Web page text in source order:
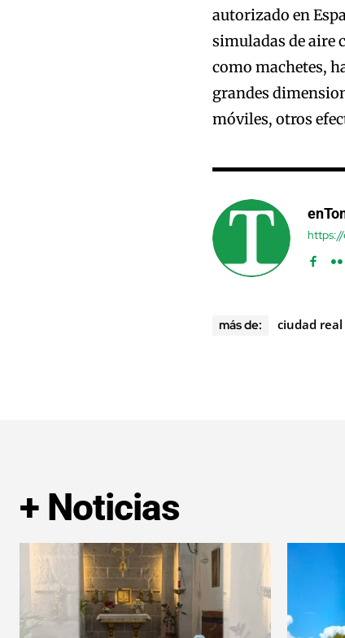
autorizado en
simuladas de aire
como machetes,
grandes
móviles, otros
más de: ciudad real
+ Noticias